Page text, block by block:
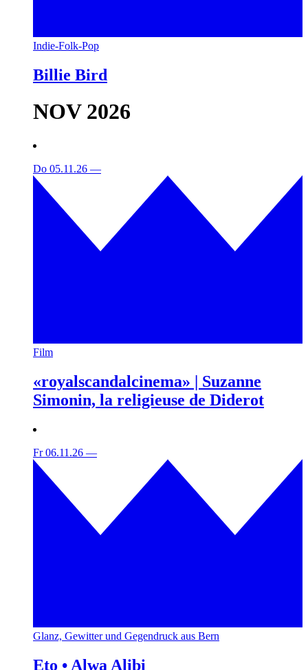
Indie-Folk-Pop
Billie Bird
NOV 2026
Do 05.11.26 —
Film
«royalscandalcinema» | Suzanne
Simonin, la religieuse de Diderot
Fr 06.11.26 —
Glanz, Gewitter und Gegendruck aus Bern
Eto • Alwa Alibi